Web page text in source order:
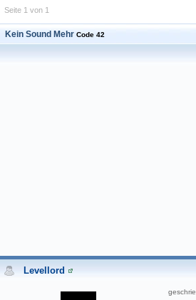
Seite 1 von 1
Kein Sound Mehr Code 42
Levellord